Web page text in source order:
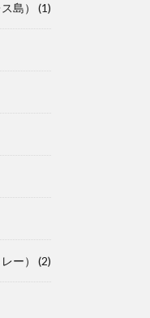
島） (1)
ー） (2)